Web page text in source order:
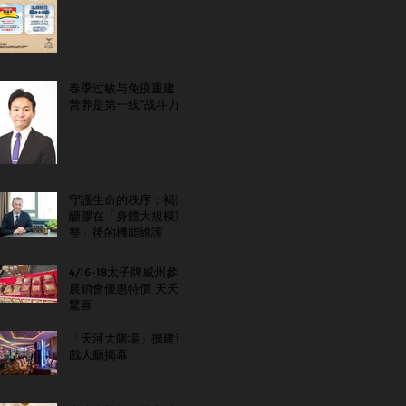
春季过敏与免疫重建：
营养是第一线“战斗力”
守護生命的秩序：褐藻
醣膠在「身體大規模重
整」後的機能維護
4/16-18太子牌威州參
展銷會優惠特價 天天
驚喜
「天河大賭場」擴建遊
戲大廳揭幕